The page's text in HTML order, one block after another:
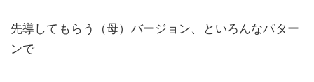
先導してもらう（母）バージョン、といろんなパター
ンで